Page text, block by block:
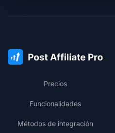
Precios
Funcionalidades
Métodos de integración